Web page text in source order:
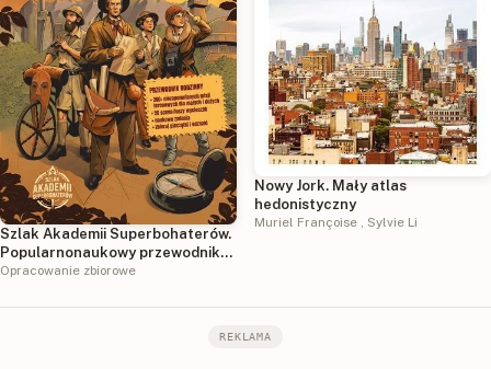
Szlak Akademii Superbohaterów.
Popularnonaukowy przewodnik
po Polsce
Opracowanie zbiorowe
Nowy Jork. Mały atlas
hedonistyczny
Muriel Françoise Sylvie Li
REKLAMA